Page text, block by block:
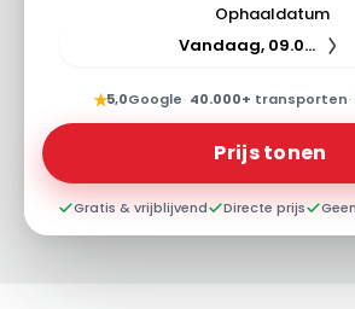
Ophaaldatum
Vandaag, 09.08.26
★5,0Google· 40.000+ transporten·
Prijs tonen
Gratis & vrijblijvend Directe prijs